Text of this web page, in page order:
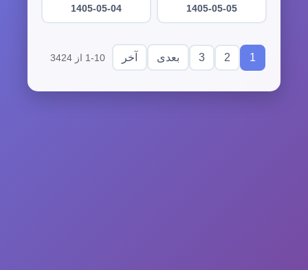
1405-05-05
1405-05-04
1
2
3 بعدی آخر 1-10 از 3424